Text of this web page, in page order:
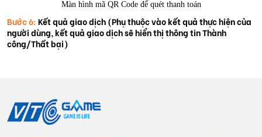
Màn hình mã QR Code để quét thanh toán
Bước 6:Kết quả giao dịch (Phụ thuộc vào kết quả thực hiện của
người dùng, kết quả giao dịch sẽ hiển thị thông tin Thành
công/Thất bại)